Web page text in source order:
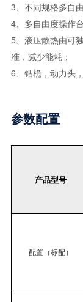
3、不同规格多自
4、多自由度操
5、液压散热由可
准，减少能
6、钻桅，动力头
参数配置
产品型号
配置（标配）